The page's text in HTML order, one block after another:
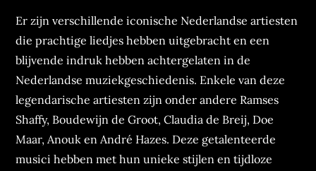
Er zijn verschillende iconische Nederlandse artiesten
die prachtige liedjes hebben uitgebracht en een
blijvende indruk hebben achtergelaten in de
Nederlandse muziekgeschiedenis. Enkele van deze
legendarische artiesten zijn onder andere Ramses
Shaffy, Boudewijn de Groot, Claudia de Breij, Doe
Maar, Anouk en André Hazes. Deze getalenteerde
musici hebben met hun unieke stijlen en tijdloze